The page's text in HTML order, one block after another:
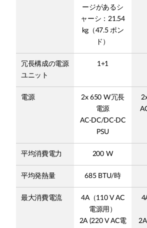
ージがあるシ
ャーシ：21.54
kg（47.5 ポン
ド）
冗長構成の電源
ユニット
1+1
電源
2x 650 W冗長
電源
AC-DC/DC-DC
PSU
平均消費電力 200 W
平均発熱量 685 BTU/時
最大消費電流
4A（110 V AC
電源用）
2A (220 V AC電